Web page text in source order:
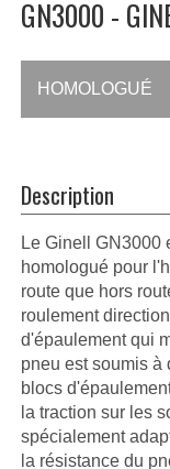
GN3000 -
HOMOLOGUÉ
Description
Le Ginell GN3000
homologué pour
route que hors
roulement
d'épaulement qui
pneu est soumis à
blocs
la traction sur les
spécialement
la résistance du